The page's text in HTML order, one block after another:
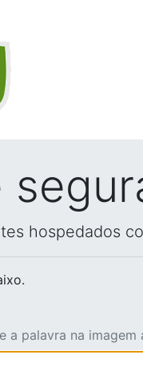
hospedados
a palavra na